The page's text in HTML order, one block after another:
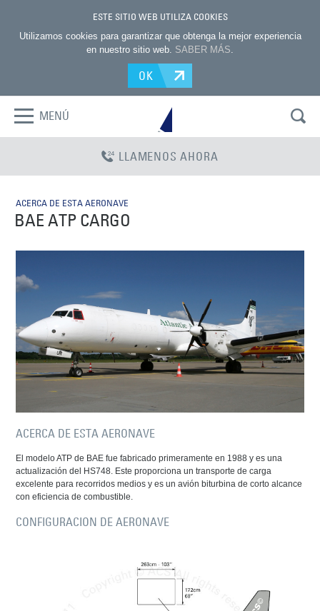
ESTE SITIO WEB UTILIZA COOKIES
Utilizamos cookies para garantizar que obtenga la mejor experiencia
en nuestro sitio web. SABER MÁS.
OK
MENÚ
LLAMENOS AHORA
ACERCA DE ESTA AERONAVE
BAE ATP CARGO
ACERCA DE ESTA AERONAVE
El modelo ATP de BAE fue fabricado primeramente en 1988 y es una
actualización del HS748. Este proporciona un transporte de carga
excelente para recorridos medios y es un avión biturbina de corto alcance
con eficiencia de combustible.
CONFIGURACION DE AERONAVE